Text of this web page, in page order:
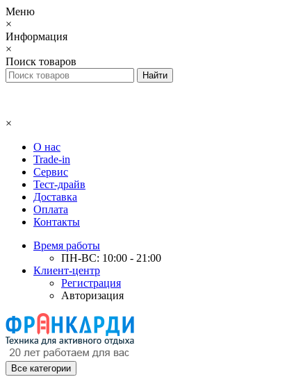
Меню
×
Информация
×
Поиск товаров
×
О нас
Trade-in
Сервис
Тест-драйв
Доставка
Оплата
Контакты
Время работы
ПН-ВС: 10:00 - 21:00
Клиент-центр
Регистрация
Авторизация
Все категории